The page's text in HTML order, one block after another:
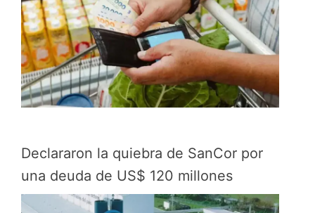
Declararon la quiebra de SanCor por
una deuda de US$ 120 millones